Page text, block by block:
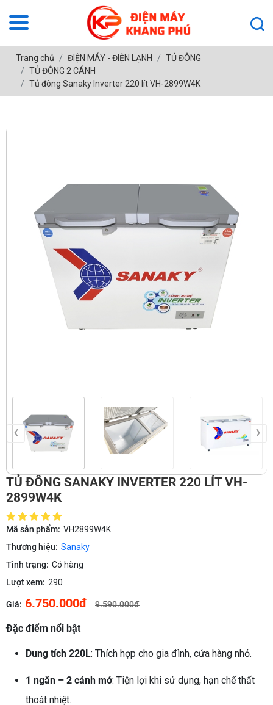
Trang chủ ĐIỆN MÁY - ĐIỆN LẠNH
TỦ ĐÔNG
TỦ ĐÔNG 2 CÁNH
Tủ đông Sanaky Inverter 220 lít VH-2899W4K
‹ ›
TỦ ĐÔNG SANAKY INVERTER 220 LÍT VH-
2899W4K
Mã sản phẩm: VH2899W4K
Thương hiệu: Sanaky
Tình trạng: Có hàng
Lượt xem: 290
Giá: 6.750.000đ 9.590.000đ
Đặc điểm nổi bật
Dung tích 220L: Thích hợp cho gia đình, cửa hàng nhỏ.
1 ngăn – 2 cánh mở: Tiện lợi khi sử dụng, hạn chế thất
thoát nhiệt.